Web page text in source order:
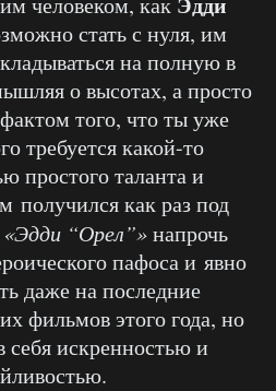
стать с нуля, им
на полную в
о высотах, а просто
того, что ты уже
требуется какой-то
простого таланта и
получился как раз под
«Эдди “Орел”»напрочь
пафоса и явно
даже на последние
фильмов этого года, но
искренностью и